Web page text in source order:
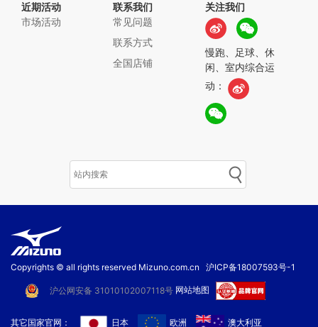
近期活动
市场活动
联系我们
常见问题
联系方式
全国店铺
关注我们
慢跑、足球、休
闲、室内综合运
动：
Copyrights © all rights reserved Mizuno.com.cn 沪ICP备18007593号-1
沪公网安备 31010102007118号 网站地图
其它国家官网： 日本 欧洲 澳大利亚